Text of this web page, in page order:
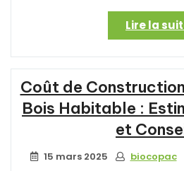
Lire la
Coût de Construction
Bois Habitable :
et
15 mars 2025 biocopac